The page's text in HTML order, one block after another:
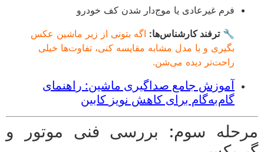
فرم غیرعادی یا موج‌دار شدن کف خودرو
ترفند کارشناس‌ها: اگه بتونی از زیر ماشین عکس
بگیری و با مدل مشابه مقایسه کنی، تفاوت‌ها خیلی
راحت‌تر دیده می‌شن.
آموزش جامع صداگیری ماشین: راهنمای
گام‌به‌گام برای کاهش نویز کابین
سوم: بررسی فنی موتور و